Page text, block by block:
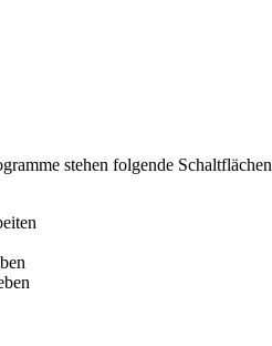
stehen folgende